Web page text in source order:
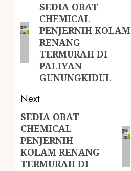
SEDIA OBAT
CHEMICAL
PENJERNIH KOLAM
RENANG
TERMURAH DI
PALIYAN
GUNUNGKIDUL
Next
SEDIA OBAT
CHEMICAL
PENJERNIH
KOLAM RENANG
TERMURAH DI